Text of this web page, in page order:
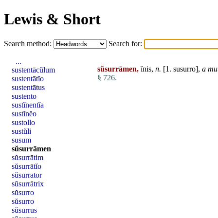
Lewis & Short
Search method: Search for:
sŭsurrāmen, ĭnis, n. [1. susurro], a
§ 726.
...
sustentācŭlum
sustentātĭo
sustentātus
sustento
sustĭnentĭa
sustĭnĕo
sustollo
sustŭli
susum
sŭsurrāmen
sŭsurrātim
sŭsurrātĭo
sŭsurrātor
sŭsurrātrix
sŭsurro
sŭsurro
sŭsurrus